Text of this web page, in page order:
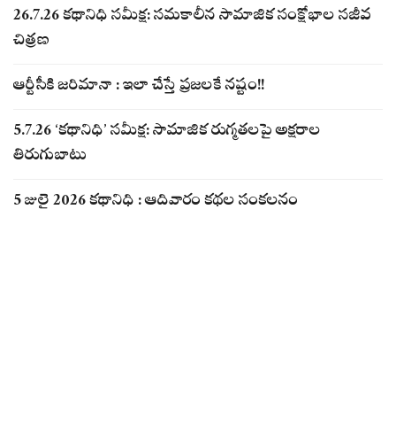
26.7.26 కథానిధి సమీక్ష: సమకాలీన సామాజిక సంక్షోభాల సజీవ
చిత్రణ
ఆర్టీసీకి జరిమానా : ఇలా చేస్తే ప్రజలకే నష్టం!!
5.7.26 ‘కథానిధి’ సమీక్ష: సామాజిక రుగ్మతలపై అక్షరాల
తిరుగుబాటు
5 జులై 2026 కథానిధి : ఆదివారం కథల సంకలనం